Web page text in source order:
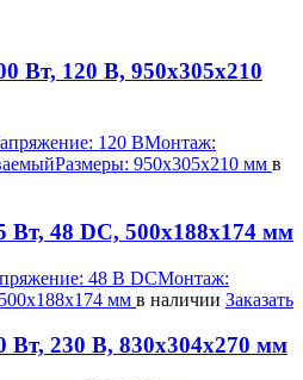
Вт, 120 В, 950х305х210
120 ВМонтаж:
Размеры: 950х305х210 мм в
Вт, 48 DC, 500х188х174 мм
48 В DCМонтаж:
500х188х174 мм в наличии Заказать
Вт, 230 В, 830х304х270 мм